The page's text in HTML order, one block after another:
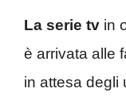
La serie tv in
è arrivata alle
in attesa degli